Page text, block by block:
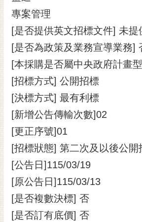
專案管理
[是否提供英文招標文件] 未提
[是否為政策及業務宣導業務]
[本採購是否屬中央政府計畫
[招標方式] 公開招標
[決標方式] 最有利標
[新增公告傳輸次數]02
[更正序號]01
[招標狀態] 第二次及以後公開
[公告日]115/03/19
[原公告日]115/03/13
[是否複數決標] 否
[是否訂有底價] 否